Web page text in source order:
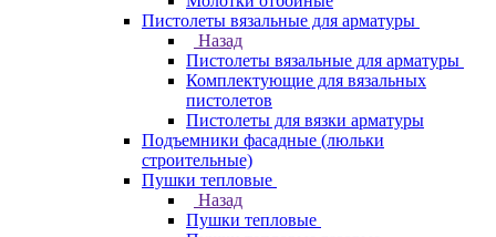
Пистолеты вязальные для арматуры
Назад
Пистолеты вязальные для арматуры
Комплектующие для вязальных
пистолетов
Пистолеты для вязки арматуры
Подъемники фасадные (люльки
строительные)
Пушки тепловые
Назад
Пушки тепловые